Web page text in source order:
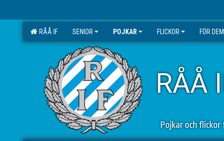
RÅÅ IF SENIOR POJKAR FLICKOR FÖR
RÅÅ
Pojkar och flickor